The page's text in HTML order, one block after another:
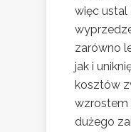
więc ustal
zarówno
jak i
kosztów
wzrostem
dużego